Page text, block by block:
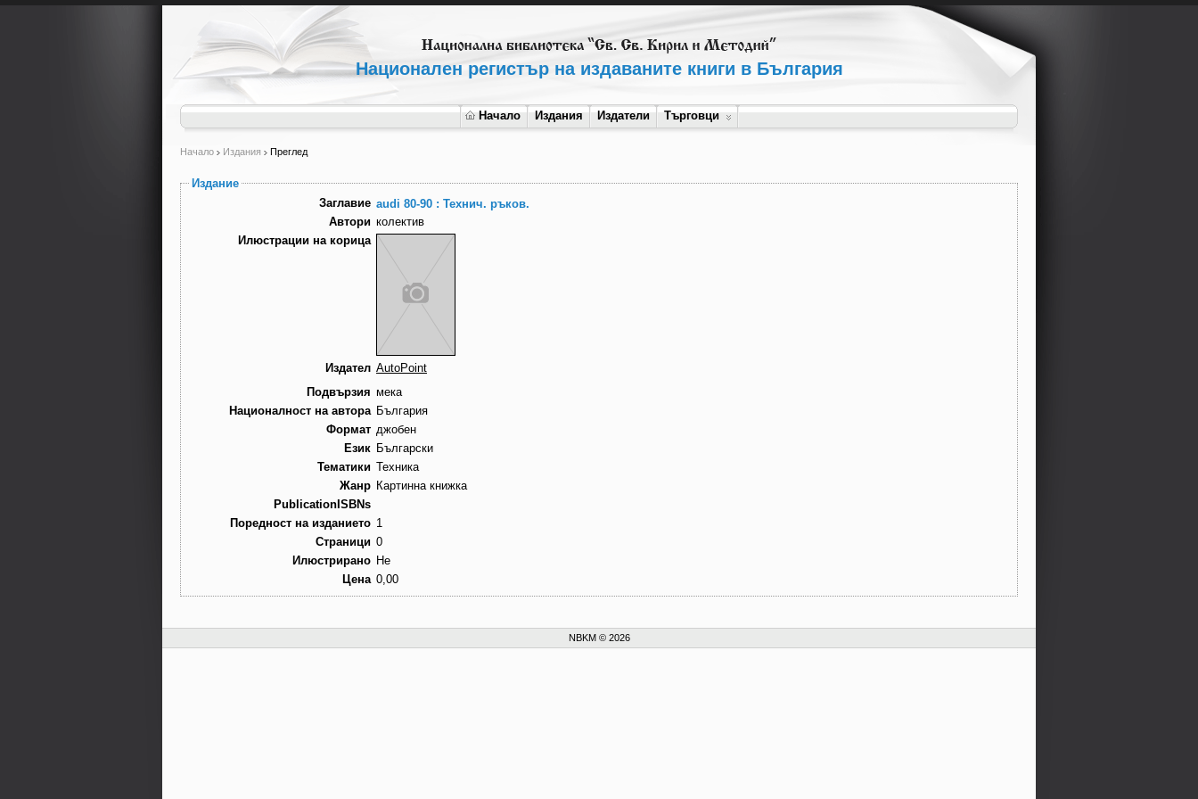
Национален регистър на издаваните книги в България
Начало Издания Издатели Търговци
Начало Издания Преглед
Издание
Заглавие audi 80-90 : Технич. ръков.
Автори колектив
Илюстрации на корица
Издател AutoPoint
Подвързия мека
Националност на автора България
Формат джобен
Език Български
Тематики Техника
Жанр Картинна книжка
PublicationISBNs
Поредност на изданието 1
Страници 0
Илюстрирано Не
Цена 0,00
NBKM © 2026